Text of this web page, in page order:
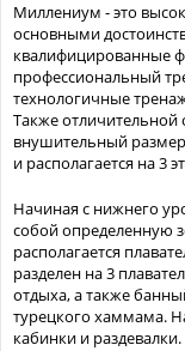
Миллениум - это
основными
квалифицированные
профессиональный
технологичные
Также отличительной
внушительный
и располагается на 3
Начиная с нижнего
собой определенную
располагается
разделен на 3
отдыха, а также
турецкого хаммама.
кабинки и раздевалки.